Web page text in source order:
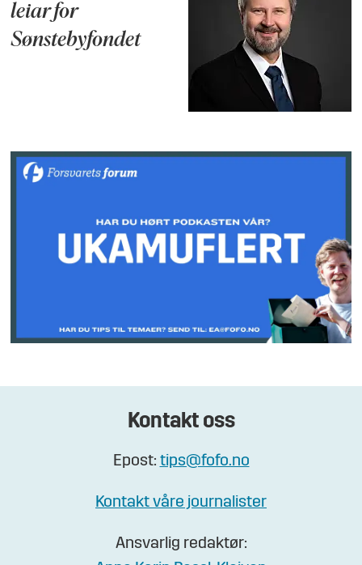
leiar for
Sønstebyfondet
Kontakt oss
Epost: tips@fofo.no
Kontakt våre journalister
Ansvarlig redaktør: